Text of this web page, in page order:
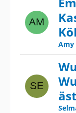
Amy